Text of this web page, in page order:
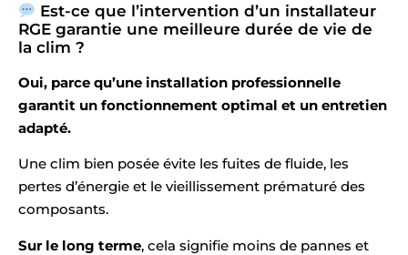
Est-ce que l’intervention d’un installateur
RGE garantie une meilleure durée de vie de
la clim ?
Oui, parce qu’une installation professionnelle
garantit un fonctionnement optimal et un entretien
adapté.
Une clim bien posée évite les fuites de fluide, les
pertes d’énergie et le vieillissement prématuré des
composants.
Sur le long terme, cela signifie moins de pannes et